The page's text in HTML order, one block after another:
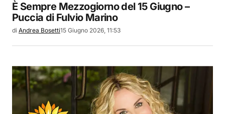
È Sempre Mezzogiorno del 15 Giugno –
Puccia di Fulvio Marino
di Andrea Bosetti15 Giugno 2026, 11:53